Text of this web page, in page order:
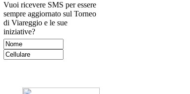
Vuoi ricevere SMS per essere
sempre aggiornato sul Torneo
di Viareggio e le sue
iniziative?